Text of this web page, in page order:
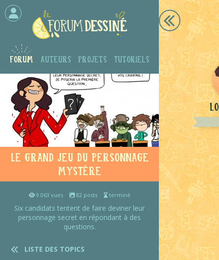
Forum Auteurs Projets Tutoriels
Le grand jeu du personnage
mystère
9.063 vues 82 posts terminé
Six candidats tentent de faire deviner leur
personnage secret en répondant à des
questions.
LISTE DES TOPICS